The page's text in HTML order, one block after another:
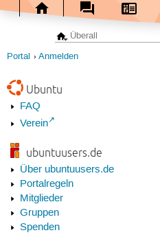
Portal Anmelden
Ubuntu
FAQ
Verein
ubuntuusers.de
Über ubuntuusers.de
Portalregeln
Mitglieder
Gruppen
Spenden